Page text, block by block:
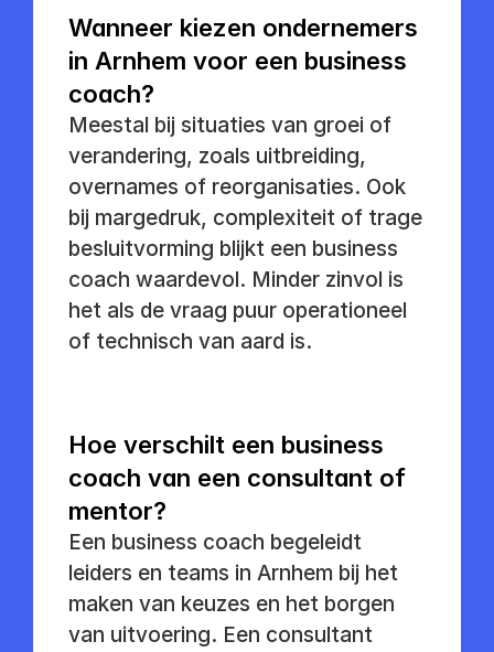
Wanneer kiezen ondernemers
in Arnhem voor een business
coach?
Meestal bij situaties van groei of
verandering, zoals uitbreiding,
overnames of reorganisaties. Ook
bij margedruk, complexiteit of trage
besluitvorming blijkt een business
coach waardevol. Minder zinvol is
het als de vraag puur operationeel
of technisch van aard is.
Hoe verschilt een business
coach van een consultant of
mentor?
Een business coach begeleidt
leiders en teams in Arnhem bij het
maken van keuzes en het borgen
van uitvoering. Een consultant